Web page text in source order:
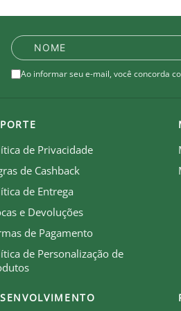
Ao informar seu e-mail, você concorda
de Privacidade
de Cashback
de Entrega
e Devoluções
de Pagamento
de Personalização de